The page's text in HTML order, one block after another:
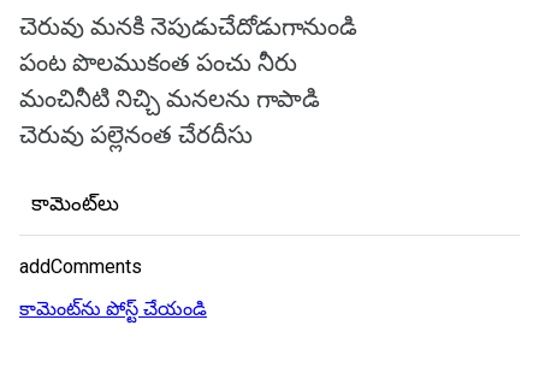
చెరువు మనకి నెపుడుచేదోడుగానుండి
పంట పొలముకంత పంచు నీరు
మంచినీటి నిచ్చి మనలను గాపాడి
చెరువు పల్లెనంత చేరదీసు
కామెంట్‌లు
addComments
కామెంట్‌ను పోస్ట్ చేయండి